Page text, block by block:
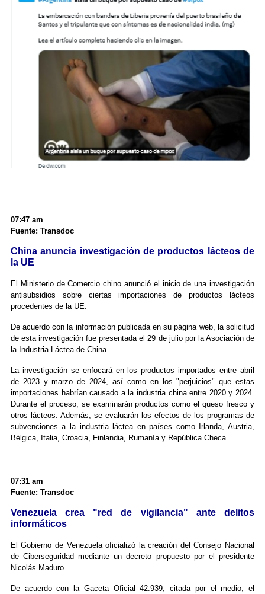
07:47 am
Fuente: Transdoc
China anuncia investigación de productos lácteos de
la UE
El Ministerio de Comercio chino anunció el inicio de una investigación
antisubsidios sobre ciertas importaciones de productos lácteos
procedentes de la UE.
De acuerdo con la información publicada en su página web, la solicitud
de esta investigación fue presentada el 29 de julio por la Asociación de
la Industria Láctea de China.
La investigación se enfocará en los productos importados entre abril
de 2023 y marzo de 2024, así como en los "perjuicios" que estas
importaciones habrían causado a la industria china entre 2020 y 2024.
Durante el proceso, se examinarán productos como el queso fresco y
otros lácteos. Además, se evaluarán los efectos de los programas de
subvenciones a la industria láctea en países como Irlanda, Austria,
Bélgica, Italia, Croacia, Finlandia, Rumanía y República Checa.
07:31 am
Fuente: Transdoc
Venezuela crea "red de vigilancia" ante delitos
informáticos
El Gobierno de Venezuela oficializó la creación del Consejo Nacional
de Ciberseguridad mediante un decreto propuesto por el presidente
Nicolás Maduro.
De acuerdo con la Gaceta Oficial 42.939, citada por el medio, el